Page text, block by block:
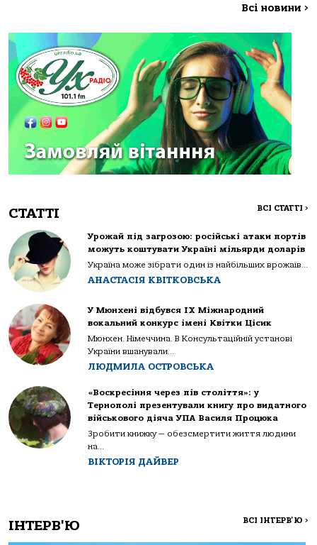
Всі новини >
СТАТТІ ВСІ СТАТТІ >
Урожай під загрозою: російські атаки портів
можуть коштувати Україні мільярди доларів
Україна може зібрати один із найбільших врожаїв...
АНАСТАСІЯ КВІТКОВСЬКА
У Мюнхені відбувся IX Міжнародний
вокальний конкурс імені Квітки Цісик
Мюнхен. Німеччина. В Консультаційній установі
України вшанували...
ЛЮДМИЛА ОСТРОВСЬКА
«Воскресіння через пів століття»: у
Тернополі презентували книгу про видатного
військового діяча УПА Василя Процюка
Зробити книжку — обезсмертити життя людини
на...
ВІКТОРІЯ ДАЙВЕР
ІНТЕРВ'Ю ВСІ ІНТЕРВ'Ю >